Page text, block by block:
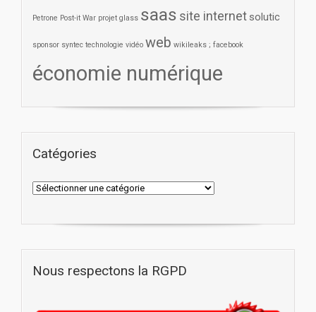
Petrone Post-it War projet glass saas site internet solutic
sponsor syntec technologie vidéo web wikileaks ; facebook
économie numérique
Catégories
Nous respectons la RGPD